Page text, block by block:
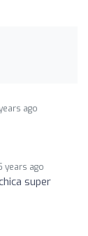
ago
years ago
super